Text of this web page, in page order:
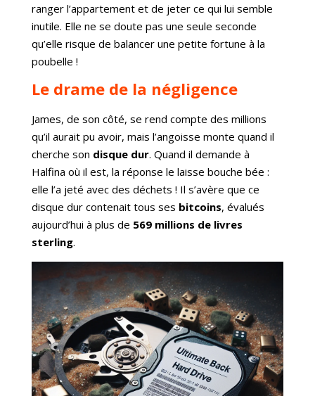
ranger l’appartement et de jeter ce qui lui semble
inutile. Elle ne se doute pas une seule seconde
qu’elle risque de balancer une petite fortune à la
poubelle !
Le drame de la négligence
James, de son côté, se rend compte des millions
qu’il aurait pu avoir, mais l’angoisse monte quand il
cherche son disque dur. Quand il demande à
Halfina où il est, la réponse le laisse bouche bée :
elle l’a jeté avec des déchets ! Il s’avère que ce
disque dur contenait tous ses bitcoins, évalués
aujourd’hui à plus de 569 millions de livres
sterling.